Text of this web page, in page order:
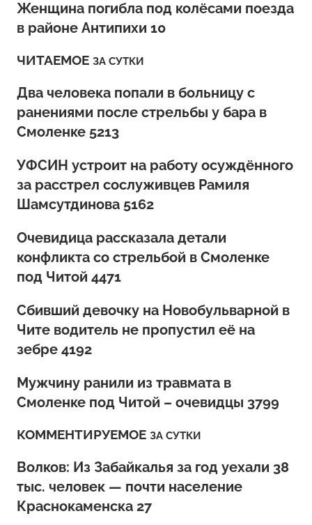
Женщина погибла под колёсами поезда
в районе Антипихи 10
ЧИТАЕМОЕ ЗА СУТКИ
Два человека попали в больницу с
ранениями после стрельбы у бара в
Смоленке 5213
УФСИН устроит на работу осуждённого
за расстрел сослуживцев Рамиля
Шамсутдинова 5162
Очевидица рассказала детали
конфликта со стрельбой в Смоленке
под Читой 4471
Сбивший девочку на Новобульварной в
Чите водитель не пропустил её на
зебре 4192
Мужчину ранили из травмата в
Смоленке под Читой – очевидцы 3799
КОММЕНТИРУЕМОЕ ЗА СУТКИ
Волков: Из Забайкалья за год уехали 38
тыс. человек — почти население
Краснокаменска 27